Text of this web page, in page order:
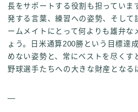
長をサポートする役割も担っていま
発する言葉、練習への姿勢、そして
ームメイトにとって何よりも雄弁な
ょう。日米通算200勝という目標達
めない姿勢と、常にベストを尽くす
野球選手たちへの大きな財産となる
—